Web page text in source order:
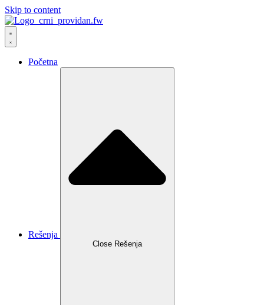
Skip to content
Početna
Rešenja
Close Rešenja